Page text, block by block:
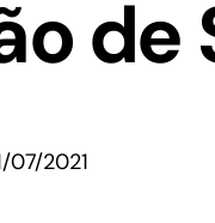
de
07/2021